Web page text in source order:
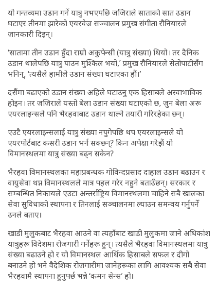
यो गन्तव्यमा उडान गर्ने यात्रु नभएपछि जजिराले साताको सात उडान
घटाएर तीनमा झारेको एयरवेज सञ्चालन प्रमुख संगीता रौनियारले
जानकारी दिइन्।
‘सातामा तीन उडान हुँदा राम्रो अकुपेन्सी (यात्रु संख्या) थियो। तर दैनिक
उडान थालेपछि यात्रु पाउन मुश्किल भयो,’ प्रमुख रौनियारले सेतोपाटीसँग
भनिन्, ‘त्यसैले हामीले उडान संख्या घटाएका हौं।’
दसैंमा बढाएको उडान संख्या अहिले घटाउनु एक हिसाबले अस्वाभाविक
होइन। तर जजिराले यस्तो बेला उडान संख्या घटाएको छ, जुन बेला अरू
एयरलाइन्सले पनि भैरहवाबाट उडान थाल्ने तयारी गरिरहेका छन्।
एउटै एयरलाइन्सलाई यात्रु संख्या नपुगेपछि थप एयरलाइन्सले यो
एयरपोर्टबाट कसरी उडान भर्न सक्छन्? किन अपेक्षा गरेझैं यो
विमानस्थलमा यात्रु संख्या बढ्न सकेन?
भैरहवा विमानस्थलका महाप्रबन्धक गोविन्दप्रसाद दाहाल उडान बढाउन र
वायुसेवा थप्न विमानस्थलले मात्र पहल गरेर नहुने बताउँछन्। सरकार र
सम्बन्धित निकायले एउटा अन्तर्राष्ट्रिय विमानस्थलमा चाहिने सबै खालका
सेवा सुविधाको स्थापना र तिनलाई सञ्चालनमा ल्याउन समन्वय गर्नुपर्ने
उनले बताए।
खाडी मुलुकबाट भैरहवा आउने वा त्यहाँबाट खाडी मुलुकमा जाने अधिकांश
यात्रुहरू विदेशमा रोजगारी गर्नेहरू हुन्। त्यसैले भैरहवा विमानस्थलमा यात्रु
संख्या बढाउने हो र यो विमानस्थल आर्थिक हिसाबले सफल र दीगो
बनाउने हो भने वैदेशिक रोजगारीमा जानेहरूका लागि आवश्यक सबै सेवा
भैरहवामै स्थापना हुनुपर्छ भन्ने ‘कमन सेन्स’ हो।